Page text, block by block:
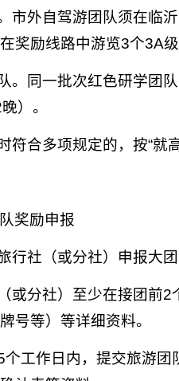
市外自驾游团队须在临
奖励线路中游览3个3A
。同一批次红色研学团
）。
符合多项规定的，按“就
奖励申报
行社（或分社）申报大
或分社）至少在接团前
号等）等详细资料。
个工作日内，提交旅游